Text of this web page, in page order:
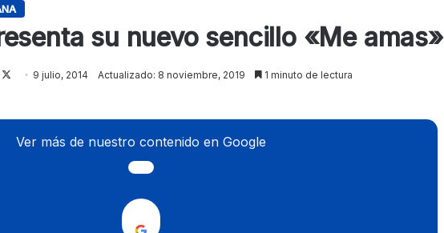
su nuevo sencillo «Me amas»
Follow9 julio, 2014 Actualizado: 8 noviembre, 2019 1 minuto de lectura
Ver más de nuestro contenido en Google